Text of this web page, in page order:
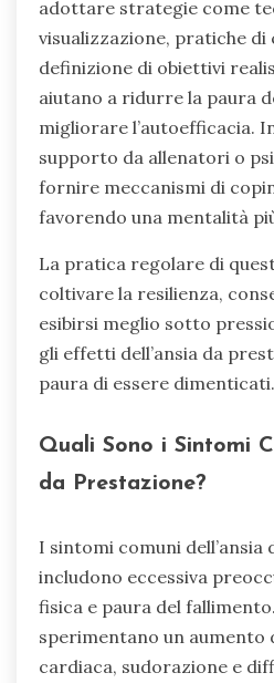
adottare strategie come
visualizzazione, pratiche di
definizione di obiettivi
aiutano a ridurre la paura
migliorare l’autoefficacia.
supporto da allenatori o
fornire meccanismi di
favorendo una mentalità
La pratica regolare di
coltivare la resilienza,
esibirsi meglio sotto
gli effetti dell’ansia da
paura di essere dimenticati.
Quali Sono i Sintomi
da Prestazione?
I sintomi comuni dell’ansia
includono eccessiva
fisica e paura del
sperimentano un aumento
cardiaca, sudorazione e